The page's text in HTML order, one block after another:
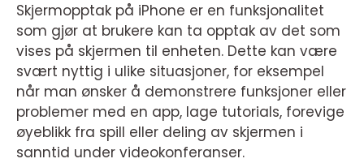
Skjermopptak på iPhone er en funksjonalitet
som gjør at brukere kan ta opptak av det som
vises på skjermen til enheten. Dette kan være
svært nyttig i ulike situasjoner, for eksempel
når man ønsker å demonstrere funksjoner eller
problemer med en app, lage tutorials, forevige
øyeblikk fra spill eller deling av skjermen i
sanntid under videokonferanser.